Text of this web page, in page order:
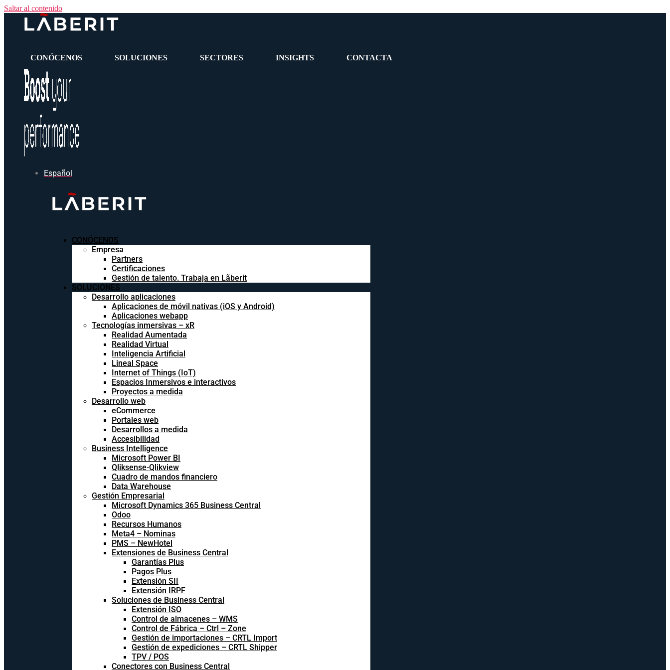
Saltar al contenido
CONÓCENOS SOLUCIONES SECTORES INSIGHTS CONTACTA
Español
CONÓCENOS
Empresa
Partners
Certificaciones
Gestión de talento. Trabaja en Lãberit
SOLUCIONES
Desarrollo aplicaciones
Aplicaciones de móvil nativas (iOS y Android)
Aplicaciones webapp
Tecnologías inmersivas – xR
Realidad Aumentada
Realidad Virtual
Inteligencia Artificial
Lineal Space
Internet of Things (IoT)
Espacios Inmersivos e interactivos
Proyectos a medida
Desarrollo web
eCommerce
Portales web
Desarrollos a medida
Accesibilidad
Business Intelligence
Microsoft Power BI
Qliksense-Qlikview
Cuadro de mandos financiero
Data Warehouse
Gestión Empresarial
Microsoft Dynamics 365 Business Central
Odoo
Recursos Humanos
Meta4 – Nominas
PMS – NewHotel
Extensiones de Business Central
Garantías Plus
Pagos Plus
Extensión SII
Extensión IRPF
Soluciones de Business Central
Extensión ISO
Control de almacenes – WMS
Control de Fábrica – Ctrl – Zone
Gestión de importaciones – CRTL Import
Gestión de expediciones – CRTL Shipper
TPV / POS
Conectores con Business Central